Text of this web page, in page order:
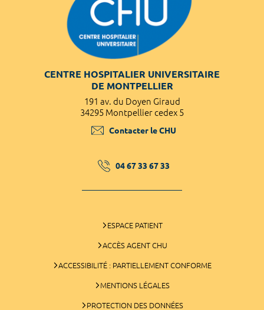
CENTRE HOSPITALIER UNIVERSITAIRE
DE MONTPELLIER
191 av. du Doyen Giraud
34295 Montpellier cedex 5
Contacter le CHU
04 67 33 67 33
ESPACE PATIENT
ACCÈS AGENT CHU
ACCESSIBILITÉ : PARTIELLEMENT CONFORME
MENTIONS LÉGALES
PROTECTION DES DONNÉES